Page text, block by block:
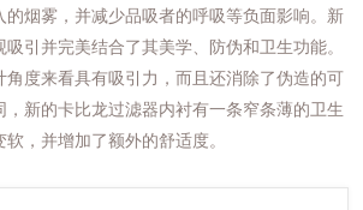
烟雾，并减少品吸者的呼吸等负面影响。 新
引并完美结合了其美学、防伪和卫生功能。
角度来看具有吸引力，而且还消除了伪造的可
，新的卡比龙过滤器内衬有一条窄条薄的卫生
，并增加了额外的舒适度。